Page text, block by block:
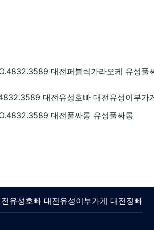
대전퍼블릭가라오케 유성풀
대전유성호빠 대전유성이부가
대전풀싸롱 유성풀싸롱
유성호빠 대전유성이부가게 대전정빠